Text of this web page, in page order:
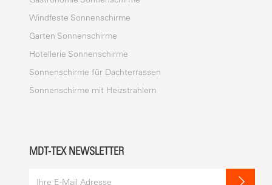
Windfeste Sonnenschirme
Garten Sonnenschirme
Hotellerie Sonnenschirme
Sonnenschirme für Dachterrassen
Sonnenschirme mit Heizstrahlern
MDT-TEX NEWSLETTER